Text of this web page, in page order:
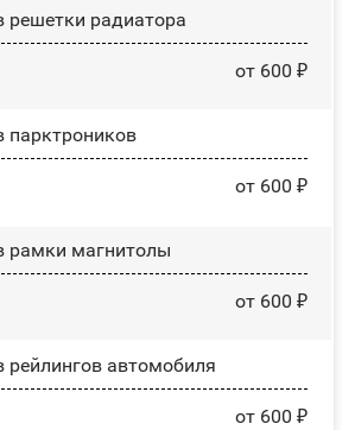
решетки радиатора
от 600 ₽
парктроников
от 600 ₽
рамки магнитолы
от 600 ₽
рейлингов автомобиля
от 600 ₽